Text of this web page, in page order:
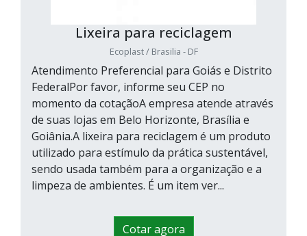
Lixeira para reciclagem
Ecoplast / Brasilia - DF
Atendimento Preferencial para Goiás e Distrito
FederalPor favor, informe seu CEP no
momento da cotaçãoA empresa atende através
de suas lojas em Belo Horizonte, Brasília e
Goiânia.A lixeira para reciclagem é um produto
utilizado para estímulo da prática sustentável,
sendo usada também para a organização e a
limpeza de ambientes. É um item ver...
Cotar agora